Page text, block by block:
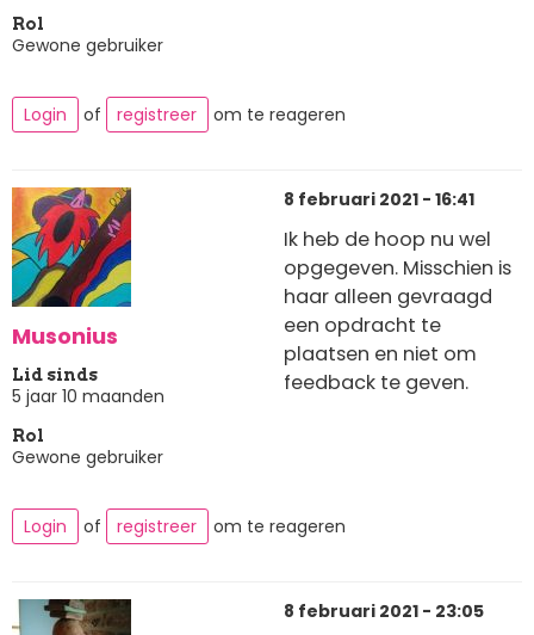
Rol
Gewone gebruiker
Login of registreer om te reageren
Musonius
Lid sinds
5 jaar 10 maanden
Rol
Gewone gebruiker
8 februari 2021 - 16:41
Ik heb de hoop nu wel
opgegeven. Misschien is
haar alleen gevraagd
een opdracht te
plaatsen en niet om
feedback te geven.
Login of registreer om te reageren
8 februari 2021 - 23:05